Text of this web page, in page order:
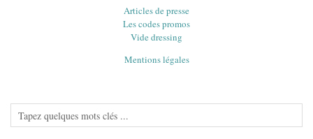
Articles de presse
Les codes promos
Vide dressing
Mentions légales